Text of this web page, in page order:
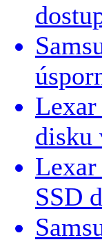
disku
SSD